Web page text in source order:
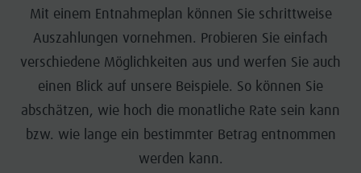
Mit einem Entnahmeplan können Sie schrittweise
Auszahlungen vornehmen. Probieren Sie einfach
verschiedene Möglichkeiten aus und werfen Sie auch
einen Blick auf unsere Beispiele. So können Sie
abschätzen, wie hoch die monatliche Rate sein kann
bzw. wie lange ein bestimmter Betrag entnommen
werden kann.